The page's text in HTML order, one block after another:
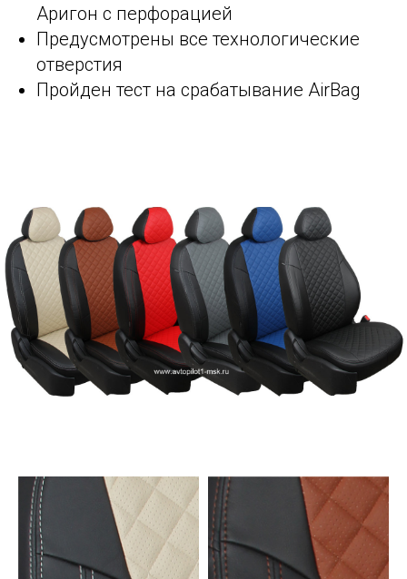
Аригон с перфорацией
Предусмотрены все технологические
отверстия
Пройден тест на срабатывание AirBag